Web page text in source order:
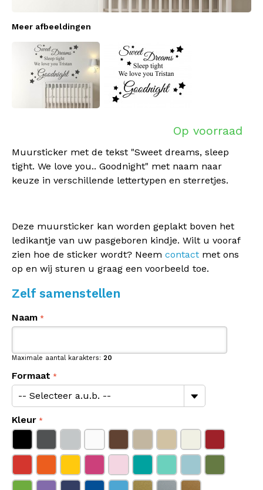
Meer afbeeldingen
Op voorraad
Muursticker met de tekst "Sweet dreams, sleep
tight. We love you.. Goodnight" met naam naar
keuze in verschillende lettertypen en sterretjes.
Deze muursticker kan worden geplakt boven het
ledikantje van uw pasgeboren kindje. Wilt u vooraf
zien hoe de sticker wordt? Neem contact met ons
op en wij sturen u graag een voorbeeld toe.
Zelf samenstellen
Naam
Maximale aantal karakters: 20
Formaat
Kleur